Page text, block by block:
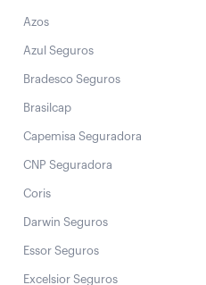
Azos
Azul Seguros
Bradesco Seguros
Brasilcap
Capemisa Seguradora
CNP Seguradora
Coris
Darwin Seguros
Essor Seguros
Excelsior Seguros